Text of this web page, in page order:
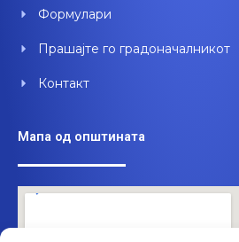
Формулари
Прашајте го градоначалникот
Контакт
Мапа од општината